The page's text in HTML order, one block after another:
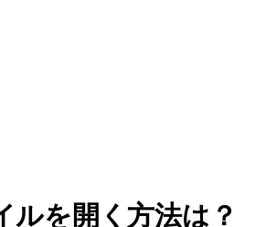
ルを開く方法は？